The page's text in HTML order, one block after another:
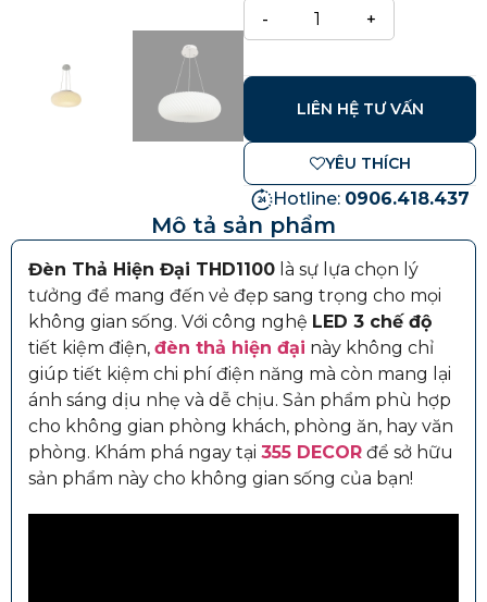
LIÊN HỆ TƯ VẤN
YÊU THÍCH
Hotline: 0906.418.437
Mô tả sản phẩm
Đèn Thả Hiện Đại THD1100 là sự lựa chọn lý
tưởng để mang đến vẻ đẹp sang trọng cho mọi
không gian sống. Với công nghệ LED 3 chế độ
tiết kiệm điện, đèn thả hiện đại này không chỉ
giúp tiết kiệm chi phí điện năng mà còn mang lại
ánh sáng dịu nhẹ và dễ chịu. Sản phẩm phù hợp
cho không gian phòng khách, phòng ăn, hay văn
phòng. Khám phá ngay tại 355 DECOR để sở hữu
sản phẩm này cho không gian sống của bạn!